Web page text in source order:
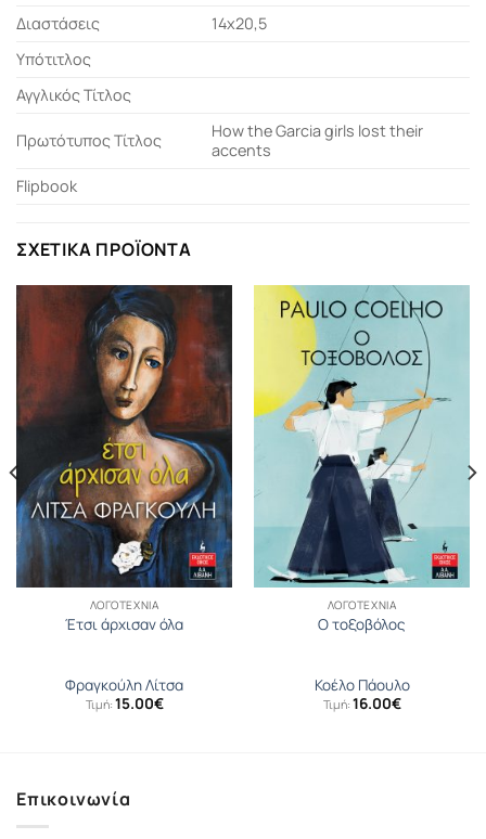
Διαστάσεις
14x20,5
Υπότιτλος
Αγγλικός Τίτλος
Πρωτότυπος Τίτλος
How the Garcia girls lost their
accents
Flipbook
ΣΧΕΤΙΚΆ ΠΡΟΪΌΝΤΑ
ΛΟΓΟΤΕΧΝΊΑ
Έτσι άρχισαν όλα
Φραγκούλη Λίτσα
Τιμή: 15.00€
ΛΟΓΟΤΕΧΝΊΑ
Ο τοξοβόλος
Κοέλο Πάουλο
Τιμή: 16.00€
Επικοινωνία